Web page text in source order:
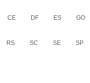
CE DF ES GO
RS SC SE SP